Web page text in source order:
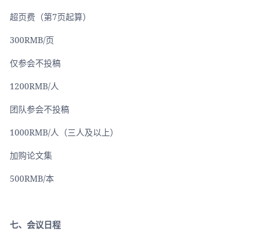
超页费（第7页起算）
300RMB/页
仅参会不投稿
1200RMB/人
团队参会不投稿
1000RMB/人（三人及以上）
加购论文集
500RMB/本
七、会议日程